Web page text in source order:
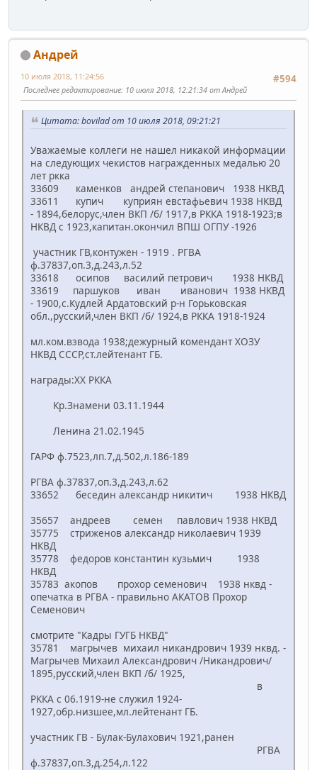
Андрей
#594
10 июля 2018, 11:24:56
Последнее редактирование: 10 июля 2018, 12:21:34 от Андрей
Цитата: bovilad от 10 июля 2018, 09:21:21
Уважаемые коллеги не нашел никакой информации
на следующих чекистов награжденных медалью 20
лет ркка
33609 каменков андрей степанович 1938 НКВД
33611 купич куприян евстафьевич 1938 НКВД
- 1894,белорус,член ВКП /б/ 1917,в РККА 1918-1923;в
НКВД с 1923,капитан.окончил ВПШ ОГПУ -1926
участник ГВ,контужен - 1919 . РГВА
ф.37837,оп.3,д.243,л.52
33618 осипов василий петрович 1938 НКВД
33619 паршуков иван иванович 1938 НКВД
- 1900,с.Кудлей Ардатовский р-н Горьковская
обл.,русский,член ВКП /б/ 1924,в РККА 1918-1924
мл.ком.взвода 1938;дежурный комендант ХОЗУ
НКВД СССР,ст.лейтенант ГБ.
награды:ХХ РККА
Кр.Знамени 03.11.1944
Ленина 21.02.1945
ГАРФ ф.7523,лп.7,д.502,л.186-189
РГВА ф.37837,оп.3,д.243,л.62
33652 беседин александр никитич 1938 НКВД
35657 андреев семен павлович 1938 НКВД
35775 стриженов александр николаевич 1939
НКВД
35778 федоров константин кузьмич 1938
НКВД
35783 акопов прохор семенович 1938 нквд -
опечатка в РГВА - правильно АКАТОВ Прохор
Семенович
смотрите "Кадры ГУГБ НКВД"
35781 магрычев михаил никандрович 1939 нквд. -
Магрычев Михаил Александрович /Никандрович/
1895,русский,член ВКП /б/ 1925,
в
РККА с 06.1919-не служил 1924-
1927,обр.низшее,мл.лейтенант ГБ.
участник ГВ - Булак-Булахович 1921,ранен
РГВА
ф.37837,оп.3,д.254,л.122